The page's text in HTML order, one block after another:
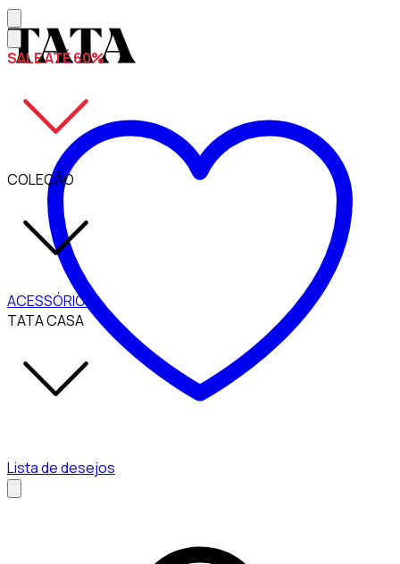
SALE ATÉ 60%
COLEÇÃO
ACESSÓRIOS
TATA CASA
Lista de desejos